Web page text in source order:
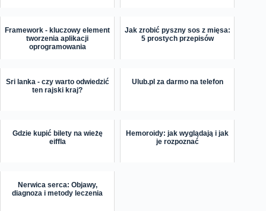
Framework - kluczowy element
tworzenia aplikacji
oprogramowania
Jak zrobić pyszny sos z mięsa:
5 prostych przepisów
Sri lanka - czy warto odwiedzić
ten rajski kraj?
Ulub.pl za darmo na telefon
Gdzie kupić bilety na wieżę
eiffla
Hemoroidy: jak wyglądają i jak
je rozpoznać
Nerwica serca: Objawy,
diagnoza i metody leczenia